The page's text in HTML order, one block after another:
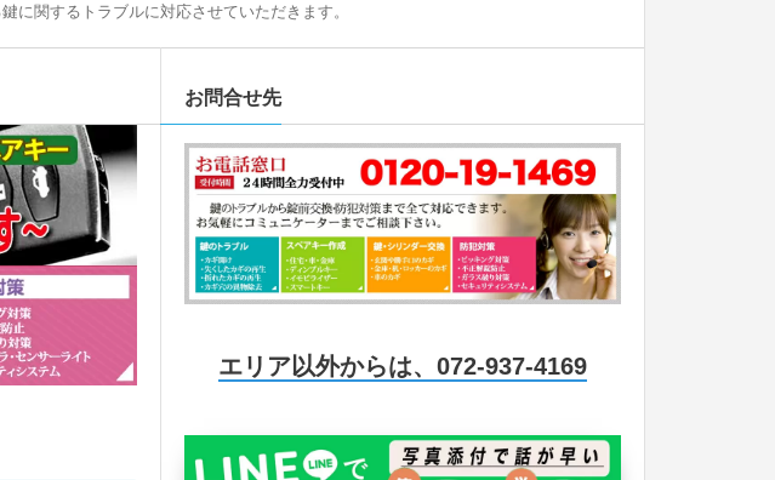
に関するトラブルに対応させていただきます。
お問合せ先
エリア以外からは、072-937-4169